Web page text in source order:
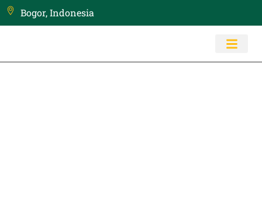
Bogor, Indonesia